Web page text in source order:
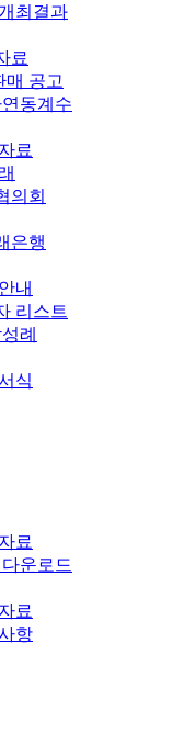
최결과
료
매 공고
동계수
료
의회
은행
내
리스트
례
식
료
운로드
료
항